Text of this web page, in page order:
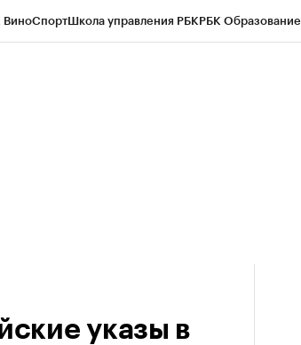
ВиноСпортШкола управления РБКРБК Образование
указы в